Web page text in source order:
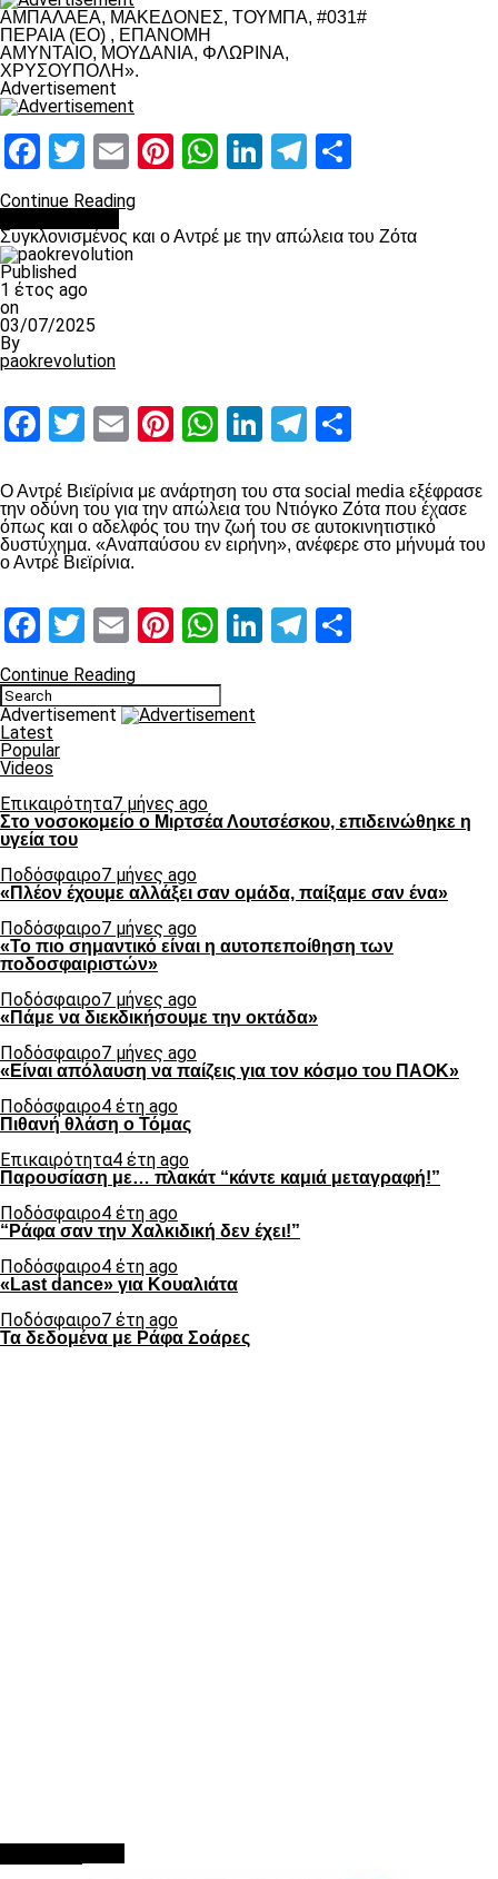
ΑΜΠΑΛΑΕΑ, ΜΑΚΕΔΟΝΕΣ, ΤΟΥΜΠΑ, #031#
ΠΕΡΑΙΑ (ΕΟ) , ΕΠΑΝΟΜΗ
ΑΜΥΝΤΑΙΟ, ΜΟΥΔΑΝΙΑ, ΦΛΩΡΙΝΑ,
ΧΡΥΣΟΥΠΟΛΗ».
Advertisement
Facebook
Twitter
EmailPinterest
WhatsApp
LinkedIn
Telegram
Continue Reading
Συγκλονισμένος και ο Αντρέ με την απώλεια του Ζότα
Published
1 έτος ago
on
03/07/2025
By
paokrevolution
Facebook
Twitter
EmailPinterest
WhatsApp
LinkedIn
Telegram
Ο Αντρέ Βιεϊρίνια με ανάρτηση του στα social media εξέφρασε
την οδύνη του για την απώλεια του Ντιόγκο Ζότα που έχασε
όπως και ο αδελφός του την ζωή του σε αυτοκινητιστικό
δυστύχημα. «Αναπαύσου εν ειρήνη», ανέφερε στο μήνυμά του
ο Αντρέ Βιεϊρίνια.
Facebook
Twitter
EmailPinterest
WhatsApp
LinkedIn
Telegram
Continue Reading
Advertisement
Latest
Popular
Videos
Επικαιρότητα7 μήνες ago
Στο νοσοκομείο ο Μιρτσέα Λουτσέσκου, επιδεινώθηκε η
υγεία του
Ποδόσφαιρο7 μήνες ago
«Πλέον έχουμε αλλάξει σαν ομάδα, παίξαμε σαν ένα»
Ποδόσφαιρο7 μήνες ago
«Το πιο σημαντικό είναι η αυτοπεποίθηση των
ποδοσφαιριστών»
Ποδόσφαιρο7 μήνες ago
«Πάμε να διεκδικήσουμε την οκτάδα»
Ποδόσφαιρο7 μήνες ago
«Είναι απόλαυση να παίζεις για τον κόσμο του ΠΑΟΚ»
Ποδόσφαιρο4 έτη ago
Πιθανή θλάση ο Τόμας
Επικαιρότητα4 έτη ago
Παρουσίαση με… πλακάτ “κάντε καμιά μεταγραφή!”
Ποδόσφαιρο4 έτη ago
“Ράφα σαν την Χαλκιδική δεν έχει!”
Ποδόσφαιρο4 έτη ago
«Last dance» για Κουαλιάτα
Ποδόσφαιρο7 έτη ago
Τα δεδομένα με Ράφα Σοάρες